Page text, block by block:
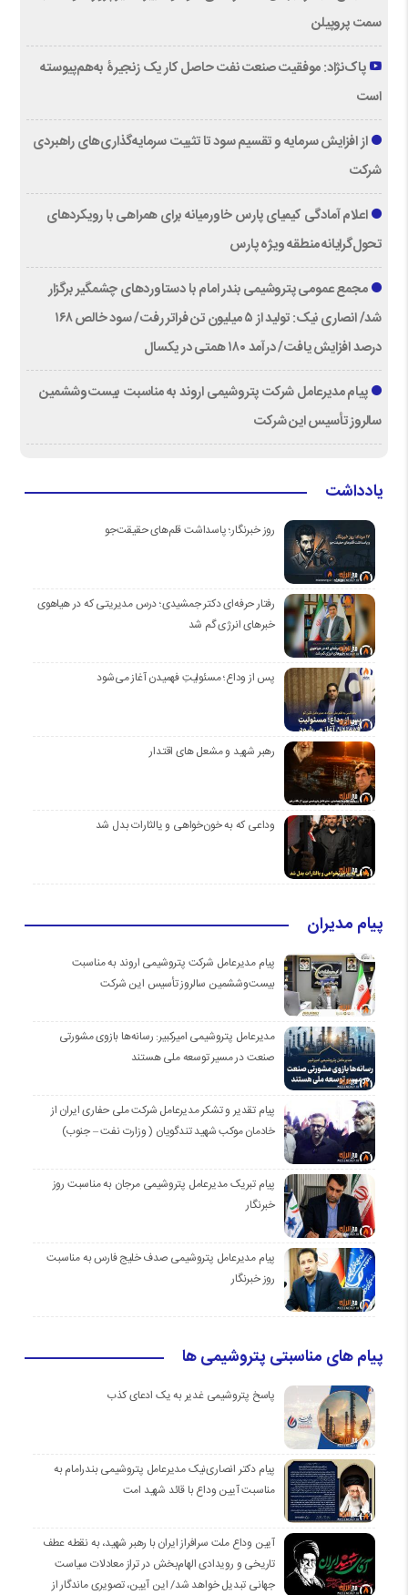
سمت پروپیلن
پاک‌نژاد: موفقیت صنعت نفت حاصل کار یک زنجیرۀ به‌هم‌پیوسته
است
از افزایش سرمایه و تقسیم سود تا تثبیت سرمایه‌گذاری‌های راهبردی
شرکت
اعلام آمادگی کیمیای پارس خاورمیانه برای همراهی با رویکردهای
تحول‌گرایانه منطقه ویژه پارس
مجمع عمومی پتروشیمی بندر امام با دستاوردهای چشمگیر برگزار
شد/ انصاری نیک: تولید از ۵ میلیون تن فراتر رفت/ سود خالص ۱۶۸
درصد افزایش یافت/ درآمد ۱۸۰ همتی در یکسال
پیام مدیرعامل شرکت پتروشیمی اروند به مناسبت بیست‌و‌ششمین
سالروز تأسیس این شرکت
یادداشت
روز خبرنگار؛ پاسداشت قلم‌های حقیقت‌جو
رفتار حرفه‌ای دکتر جمشیدی؛ درس مدیریتی که در هیاهوی
خبرهای انرژی گم شد
پس از وداع؛ مسئولیتِ فهمیدن آغاز می‌شود
رهبر شهید و مشعل های اقتدار
وداعی که به خون‌خواهی و یالثارات بدل شد
پیام مدیران
پیام مدیرعامل شرکت پتروشیمی اروند به مناسبت
بیست‌و‌ششمین سالروز تأسیس این شرکت
مدیرعامل پتروشیمی امیرکبیر: رسانه‌ها بازوی مشورتی
صنعت در مسیر توسعه ملی هستند
پیام تقدیر و تشکر مدیرعامل شرکت ملی حفاری ایران از
خادمان موكب شهيد تندگويان ( وزارت نفت – جنوب)
پیام تبریک مدیرعامل پتروشیمی مرجان به مناسبت روز
خبرنگار
پیام مدیرعامل پتروشیمی صدف خلیج فارس به مناسبت
روز خبرنگار
پیام های مناسبتی پتروشیمی ها
پاسخ پتروشیمی غدیر به یک ادعای کذب
پیام دکتر انصاری‌نیک مدیرعامل پتروشیمی بندرامام به
مناسبت آیین وداع با قائد شهید امت
آیین وداع ملت سرافراز ایران با رهبر شهید، به نقطه عطف
تاریخی و رویدادی الهام‌بخش در تراز معادلات سیاست
جهانی تبدیل خواهد شد/ این آیین، تصویری ماندگار از